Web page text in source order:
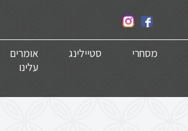
מסחרי סטיילינג
אומרים
עלינו